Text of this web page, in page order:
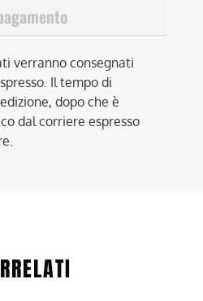
verranno consegnati
Il tempo di
dopo che è
dal corriere espresso